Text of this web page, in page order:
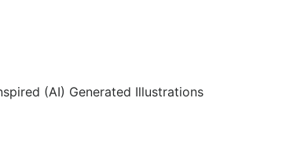
(AI) Generated Illustrations